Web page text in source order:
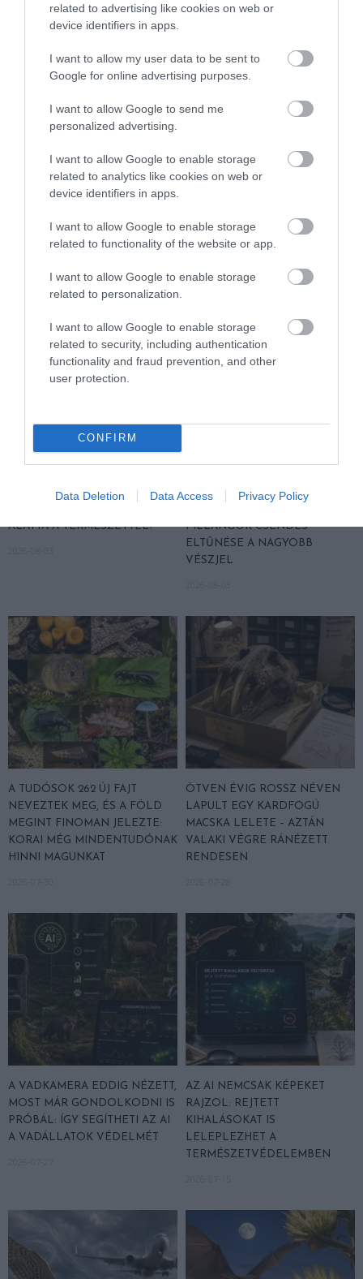
related to advertising like cookies on web or
device identifiers in apps.
I want to allow my user data to be sent to
Google for online advertising purposes.
I want to allow Google to send me
personalized advertising.
I want to allow Google to enable storage
related to analytics like cookies on web or
device identifiers in apps.
I want to allow Google to enable storage
related to functionality of the website or app.
I want to allow Google to enable storage
related to personalization.
I want to allow Google to enable storage
related to security, including authentication
functionality and fraud prevention, and other
user protection.
CONFIRM
Data Deletion Data Access Privacy Policy
A KOALA EVOLÚCIÓS MÚLTJA
SOKKAL DRÁMAIBB, MINT A
EUKALIPTUSZRÁGCSÁLÁS
SUGALLJA
2026-08-07
A KORALLZÁTONY NEM CSAK
LAKÓJÁT MUTATTA MEG
FELETT: MI EZ A LÁTHATATLAN
ALATTA A TERMÉSZETTEL?
BAJBAN VANNAK: A
PILLANGÓK CSENDES
ELTŰNÉSE A NAGYOBB
VÉSZJEL
A TUDÓSOK 262 ÚJ FAJT
NEVEZTEK MEG, ÉS A FÖLD
MEGINT FINOMAN JELEZTE:
KORAI MÉG MINDENTUDÓNAK
HINNI MAGUNKAT
ÖTVEN ÉVIG ROSSZ NÉVEN
LAPULT EGY KARDFOGÚ
MACSKA LELETE – AZTÁN
VALAKI VÉGRE RÁNÉZETT
RENDESEN
A VADKAMERA EDDIG NÉZETT,
MOST MÁR GONDOLKODNI IS
PRÓBÁL: ÍGY SEGÍTHETI AZ AI
A VADÁLLATOK VÉDELMÉT
AZ AI NEMCSAK KÉPEKET
RAJZOL: REJTETT
KIHALÁSOKAT IS
LELEPLEZHET A
TERMÉSZETVÉDELEMBEN